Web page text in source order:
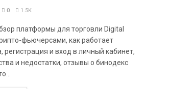
0 1.5K
платформы для торговли Digital
фьючерсами, как работает
регистрация и вход в личный кабинет,
и недостатки, отзывы о бинодекс